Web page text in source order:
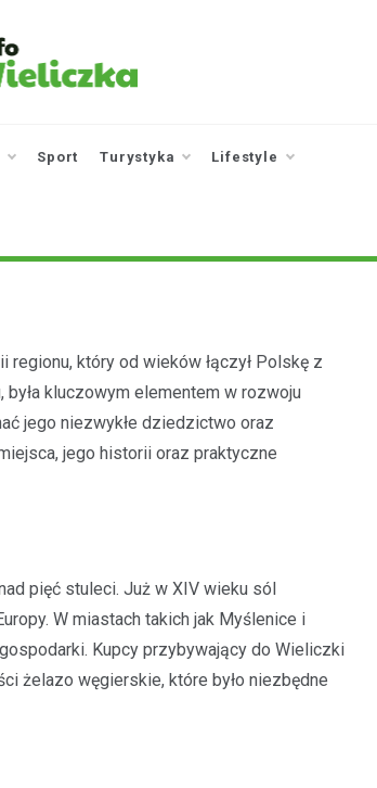
Sport Turystyka Lifestyle
który od wieków łączył Polskę z
kluczowym elementem w rozwoju
jego niezwykłe dziedzictwo oraz
jego historii oraz praktyczne
pięć stuleci. Już w XIV wieku sól
W miastach takich jak Myślenice i
Kupcy przybywający do Wieliczki
żelazo węgierskie, które było niezbędne